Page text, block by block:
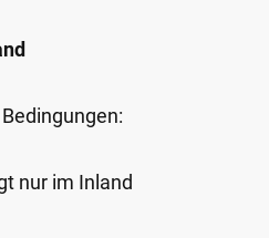
nur im Inland